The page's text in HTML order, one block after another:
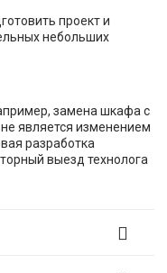
проект и
небольших
замена шкафа с
является изменением
разработка
выезд технолога